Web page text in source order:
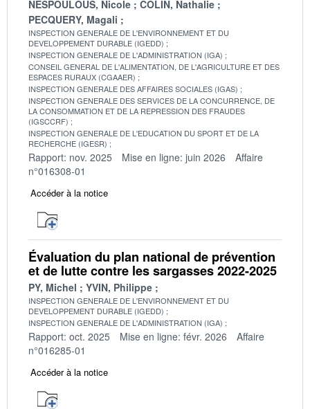
NESPOULOUS, Nicole
COLIN, Nathalie
PECQUERY, Magali
INSPECTION GENERALE DE L'ENVIRONNEMENT ET DU
DEVELOPPEMENT DURABLE (IGEDD)
INSPECTION GENERALE DE L'ADMINISTRATION (IGA)
CONSEIL GENERAL DE L'ALIMENTATION, DE L'AGRICULTURE ET DES
ESPACES RURAUX (CGAAER)
INSPECTION GENERALE DES AFFAIRES SOCIALES (IGAS)
INSPECTION GENERALE DES SERVICES DE LA CONCURRENCE, DE
LA CONSOMMATION ET DE LA REPRESSION DES FRAUDES
(IGSCCRF)
INSPECTION GENERALE DE L'EDUCATION DU SPORT ET DE LA
RECHERCHE (IGESR)
Rapport: nov. 2025 Mise en ligne: juin 2026
Affaire
n°016308-01
Accéder à la notice
Évaluation du plan national de prévention
et de lutte contre les sargasses 2022-2025
PY, Michel YVIN, Philippe
INSPECTION GENERALE DE L'ENVIRONNEMENT ET DU
DEVELOPPEMENT DURABLE (IGEDD)
INSPECTION GENERALE DE L'ADMINISTRATION (IGA)
Rapport: oct. 2025 Mise en ligne: févr. 2026
Affaire
n°016285-01
Accéder à la notice